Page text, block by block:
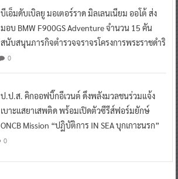
บีเอ็มดับเบิลยู มอเตอร์ราด มิลเลนเนียม ออโต้ ส่ง
มอบ BMW F900GS Adventure จำนวน 15 คัน
สนับสนุนภารกิจตำรวจจราจรโครงการพระราชดำริ
0
ป.ป.ส. คิกออฟบิ๊กอีเวนต์ ดึงพลังมวลชนร่วมแจ้ง
เบาะแสยาเสพติด พร้อมเปิดตัวซีรีส์ฟอร์มยักษ์
ONCB Mission “ปฏิบัติการ IN SEA บุกเกาะนรก”
0